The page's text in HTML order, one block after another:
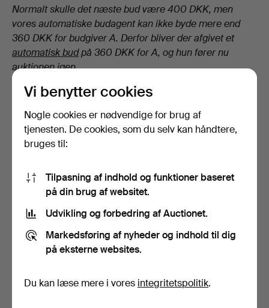
Normalt skulle det næste bud være 400 DKK, men
vores automatiske budagent kan ikke byde mere end
360 DKK for budgiver A. Derfor bliver der afgivet et
automatisk budpå 360 DKK for A, og hun fører nu
auktionen igen.
Vi sørger altså for, at den, der har det højeste
vi nogle gange ikke kan følge budtrappen.
Er der andet, du leder efter?
Hvor lang tid tager transporten?
Kan jeg følge transporten med et kollinummer?
Hvordan betaler jeg?
Vi benytter cookies
Nogle cookies er nødvendige for brug af
tjenesten. De cookies, som du selv kan håndtere,
bruges til:
Tilpasning af indhold og funktioner baseret
på din brug af websitet.
Udvikling og forbedring af Auctionet.
Markedsføring af nyheder og indhold til dig
på eksterne websites.
Du kan læse mere i vores integritetspolitik.